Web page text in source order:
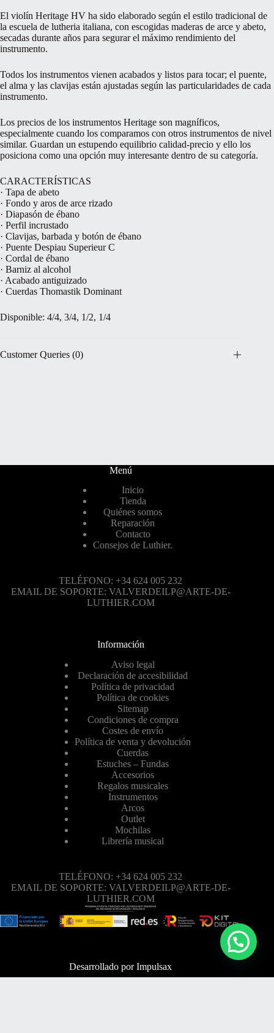
El violín Heritage HV ha sido elaborado según el estilo tradicional de
la escuela de lutheria italiana, con escogidas maderas de arce y abeto,
secadas durante años para segurar el máximo rendimiento del
instrumento.
Todos los instrumentos vienen acabados y listos para tocar; el puente,
el alma y las clavijas están ajustadas según las particularidades de cada
instrumento.
Los precios de los instrumentos Heritage son magníficos,
especialmente cuando los comparamos con otros instrumentos de nivel
similar. Guardan un estupendo equilibrio calidad-precio y ello los
posiciona como una opción muy interesante dentro de su categoría.
CARACTERÍSTICAS
· Tapa de abeto
· Fondo y aros de arce rizado
· Diapasón de ébano
· Perfil incrustado
· Clavijas, barbada y botón de ébano
· Puente Despiau Superieur C
· Cordal de ébano
· Barniz al alcohol
· Acabado antiguizado
· Cuerdas Thomastik Dominant
Disponible: 4/4, 3/4, 1/2, 1/4
Customer Queries (0)
Menú
Inicio
Tienda
Quiénes somos
Reparación
Contacto
Consejos de Luthier.
TELÉFONO: +34 624 005 232
EMAIL DE SOPORTE: VALVERDEILP@ARTE-DE-
LUTHIER.COM
Información
Aviso legal
Declaración de accesibilidad
Política de privacidad
Política de cookies
Sitemap
Condiciones de compra
Costes de envío
Política de venta y devolución
Cuerdas
Estuches – Fundas
Accesorios
Regalos musicales
Instrumentos
Arcos
Outlet
Mochilas
Librería musical
TELÉFONO: +34 624 005 232
EMAIL DE SOPORTE: VALVERDEILP@ARTE-DE-
LUTHIER.COM
Desarrollado porImpulsax